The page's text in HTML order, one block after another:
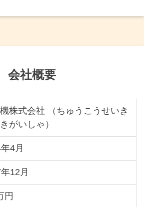
会社概要
株式会社 （ちゅうこうせいき
がいしゃ）
4月
12月
円